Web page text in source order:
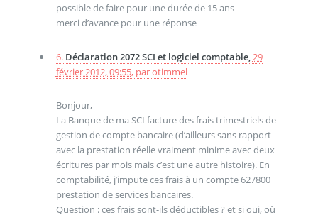
possible de faire pour une durée de 15 ans
merci d’avance pour une réponse
6. Déclaration 2072 SCI et logiciel comptable, 29
février 2012, 09:55, parotimmel
Bonjour,
La Banque de ma SCI facture des frais trimestriels de
gestion de compte bancaire (d’ailleurs sans rapport
avec la prestation réelle vraiment minime avec deux
écritures par mois mais c’est une autre histoire). En
comptabilité, j’impute ces frais à un compte 627800
prestation de services bancaires.
Question : ces frais sont-ils déductibles ? et si oui, où